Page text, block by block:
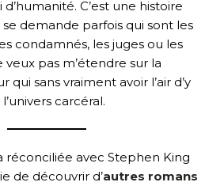
C’est une histoire
demande parfois qui sont les
condamnés, les juges ou les
pas m’étendre sur la
qui sans vraiment avoir l’air d’y
carcéral.
réconciliée avec Stephen King
de découvrir d’autres romans